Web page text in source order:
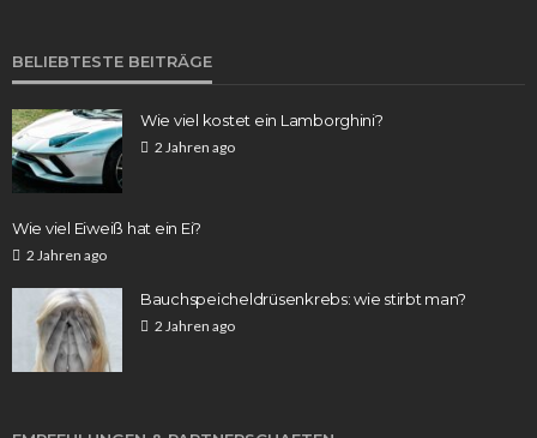
BELIEBTESTE BEITRÄGE
Wie viel kostet ein Lamborghini?
2 Jahren ago
Wie viel Eiweiß hat ein Ei?
2 Jahren ago
Bauchspeicheldrüsenkrebs: wie stirbt man?
2 Jahren ago